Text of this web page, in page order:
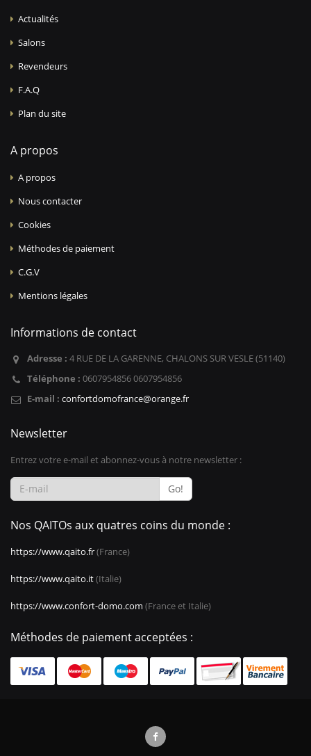
Actualités
Salons
Revendeurs
F.A.Q
Plan du site
A propos
A propos
Nous contacter
Cookies
Méthodes de paiement
C.G.V
Mentions légales
Informations de contact
Adresse : 4 RUE DE LA GARENNE, CHALONS SUR VESLE (51140)
Téléphone : 0607954856 0607954856
E-mail : confortdomofrance@orange.fr
Newsletter
Entrez votre e-mail et abonnez-vous à notre newsletter :
Go!
Nos QAITOs aux quatres coins du monde :
https://www.qaito.fr(France)
https://www.qaito.it(Italie)
https://www.confort-domo.com (France et Italie)
Méthodes de paiement acceptées :